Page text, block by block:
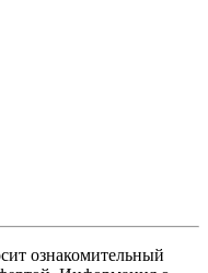
ознакомительный